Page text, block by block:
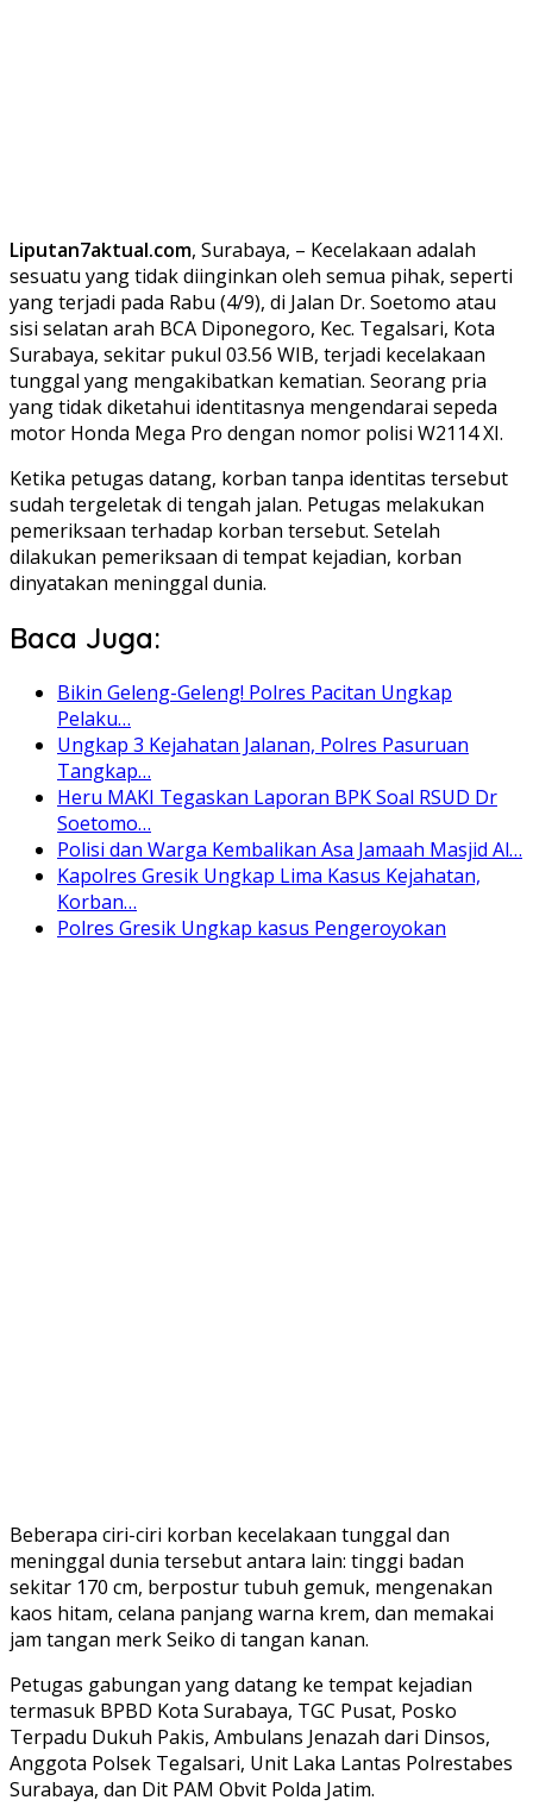
Liputan7aktual.com, Surabaya, – Kecelakaan adalah
sesuatu yang tidak diinginkan oleh semua pihak, seperti
yang terjadi pada Rabu (4/9), di Jalan Dr. Soetomo atau
sisi selatan arah BCA Diponegoro, Kec. Tegalsari, Kota
Surabaya, sekitar pukul 03.56 WIB, terjadi kecelakaan
tunggal yang mengakibatkan kematian. Seorang pria
yang tidak diketahui identitasnya mengendarai sepeda
motor Honda Mega Pro dengan nomor polisi W2114 XI.
Ketika petugas datang, korban tanpa identitas tersebut
sudah tergeletak di tengah jalan. Petugas melakukan
pemeriksaan terhadap korban tersebut. Setelah
dilakukan pemeriksaan di tempat kejadian, korban
dinyatakan meninggal dunia.
Baca Juga:
Bikin Geleng-Geleng! Polres Pacitan Ungkap
Pelaku…
Ungkap 3 Kejahatan Jalanan, Polres Pasuruan
Tangkap…
Heru MAKI Tegaskan Laporan BPK Soal RSUD Dr
Soetomo…
Polisi dan Warga Kembalikan Asa Jamaah Masjid Al…
Kapolres Gresik Ungkap Lima Kasus Kejahatan,
Korban…
Polres Gresik Ungkap kasus Pengeroyokan
Beberapa ciri-ciri korban kecelakaan tunggal dan
meninggal dunia tersebut antara lain: tinggi badan
sekitar 170 cm, berpostur tubuh gemuk, mengenakan
kaos hitam, celana panjang warna krem, dan memakai
jam tangan merk Seiko di tangan kanan.
Petugas gabungan yang datang ke tempat kejadian
termasuk BPBD Kota Surabaya, TGC Pusat, Posko
Terpadu Dukuh Pakis, Ambulans Jenazah dari Dinsos,
Anggota Polsek Tegalsari, Unit Laka Lantas Polrestabes
Surabaya, dan Dit PAM Obvit Polda Jatim.